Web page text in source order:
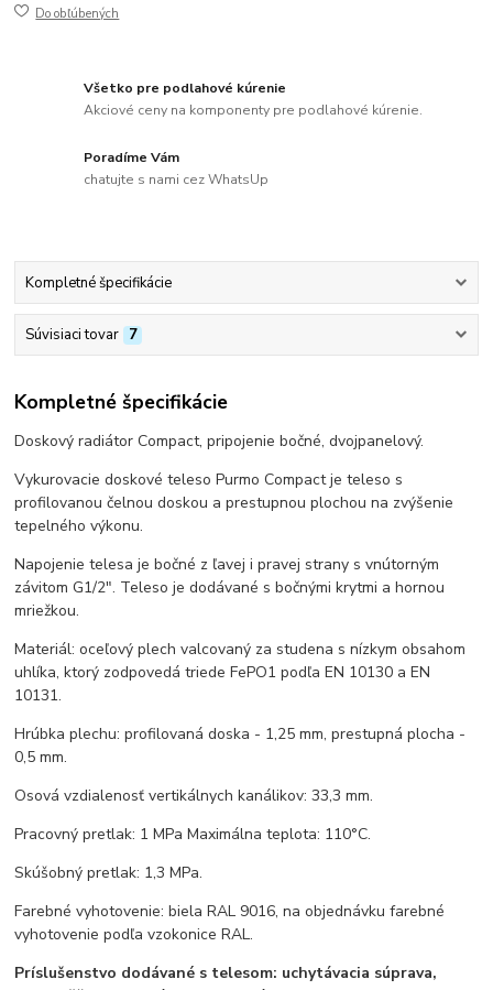
Do obľúbených
Všetko pre podlahové kúrenie
Akciové ceny na komponenty pre podlahové kúrenie.
Poradíme Vám
chatujte s nami cez WhatsUp
Kompletné špecifikácie
Súvisiaci tovar 7
Kompletné špecifikácie
Doskový radiátor Compact, pripojenie bočné, dvojpanelový.
Vykurovacie doskové teleso Purmo Compact je teleso s
profilovanou čelnou doskou a prestupnou plochou na zvýšenie
tepelného výkonu.
Napojenie telesa je bočné z ľavej i pravej strany s vnútorným
závitom G1/2". Teleso je dodávané s bočnými krytmi a hornou
mriežkou.
Materiál: oceľový plech valcovaný za studena s nízkym obsahom
uhlíka, ktorý zodpovedá triede FePO1 podľa EN 10130 a EN
10131.
Hrúbka plechu: profilovaná doska - 1,25 mm, prestupná plocha -
0,5 mm.
Osová vzdialenosť vertikálnych kanálikov: 33,3 mm.
Pracovný pretlak: 1 MPa Maximálna teplota: 110°C.
Skúšobný pretlak: 1,3 MPa.
Farebné vyhotovenie: biela RAL 9016, na objednávku farebné
vyhotovenie podľa vzokonice RAL.
Príslušenstvo dodávané s telesom: uchytávacia súprava,